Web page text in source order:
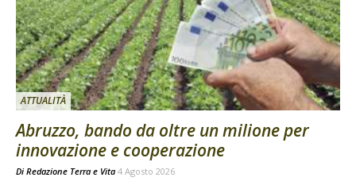
ATTUALITÀ
Abruzzo, bando da oltre un milione per
innovazione e cooperazione
Di Redazione Terra e Vita 4 Agosto 2026